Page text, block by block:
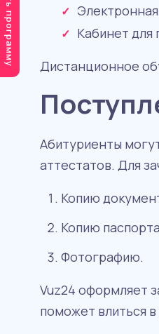
Электронная
Кабинет для
Дистанционное
Абитуриенты
аттестатов. Для
Копию
Копию
Фотографию.
Vuz24 оформляет
поможет влиться